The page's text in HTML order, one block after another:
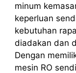
minum
keperluan
kebutuhan
diadakan dan
Dengan
mesin RO